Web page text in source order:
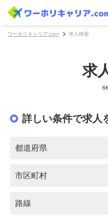
ワーホリキャリア.com 求人検索
求
詳しい条件で求人
都道府県
市区町村
路線